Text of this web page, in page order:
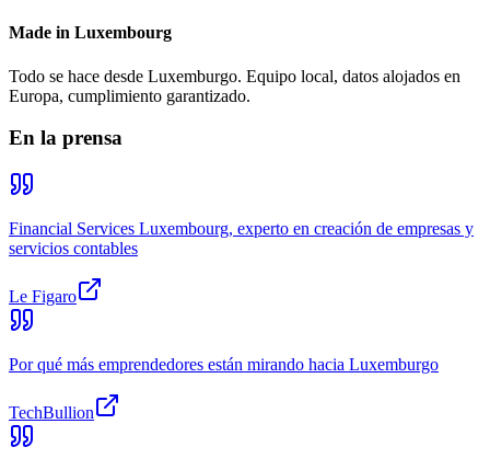
Made in Luxembourg
Todo se hace desde Luxemburgo. Equipo local, datos alojados en
Europa, cumplimiento garantizado.
En la prensa
Financial Services Luxembourg, experto en creación de empresas y
servicios contables
Le Figaro
Por qué más emprendedores están mirando hacia Luxemburgo
TechBullion